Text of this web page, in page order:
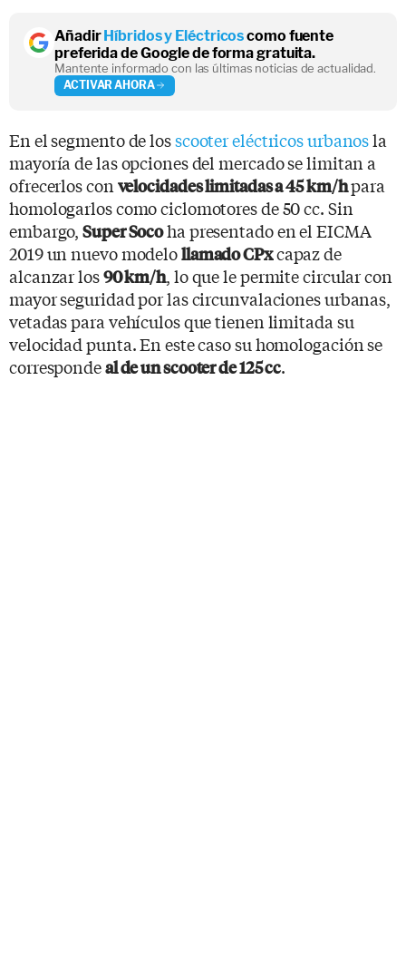
AñadirHíbridos y Eléctricoscomo fuente
preferida de Google de forma gratuita.
Mantente informado con las últimas noticias de actualidad.
ACTIVAR AHORA
En el segmento de losscooter eléctricos urbanosla
mayoría de las opciones del mercado se limitan a
ofrecerlos con velocidades limitadas a 45 km/hpara
homologarlos como ciclomotores de 50 cc. Sin
embargo,Super Socoha presentado en el EICMA
2019 un nuevo modelollamado CPxcapaz de
alcanzar los90 km/h, lo que le permite circular con
mayor seguridad por las circunvalaciones urbanas,
vetadas para vehículos que tienen limitada su
velocidad punta. En este caso su homologación se
correspondeal de un scooter de 125 cc.